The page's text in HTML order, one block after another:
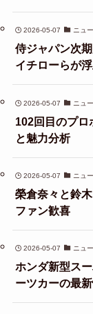
2026-05-07 ニュ
侍ジャパン次
イチローらが
2026-05-07 ニュ
102回目のプロ
と魅力分析
2026-05-07 ニュ
榮倉奈々と鈴
ファン歓喜
2026-05-07 ニュ
ホンダ新型ス
ーツカーの最